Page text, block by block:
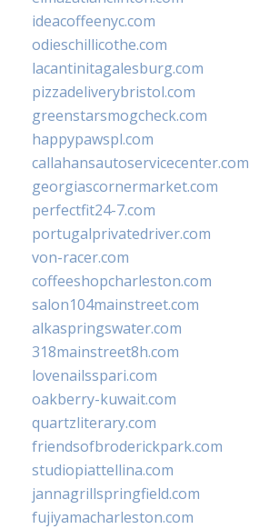
ideacoffeenyc.com
odieschillicothe.com
lacantinitagalesburg.com
pizzadeliverybristol.com
greenstarsmogcheck.com
happypawspl.com
callahansautoservicecenter.com
georgiascornermarket.com
perfectfit24-7.com
portugalprivatedriver.com
von-racer.com
coffeeshopcharleston.com
salon104mainstreet.com
alkaspringswater.com
318mainstreet8h.com
lovenailsspari.com
oakberry-kuwait.com
quartzliterary.com
friendsofbroderickpark.com
studiopiattellina.com
jannagrillspringfield.com
fujiyamacharleston.com